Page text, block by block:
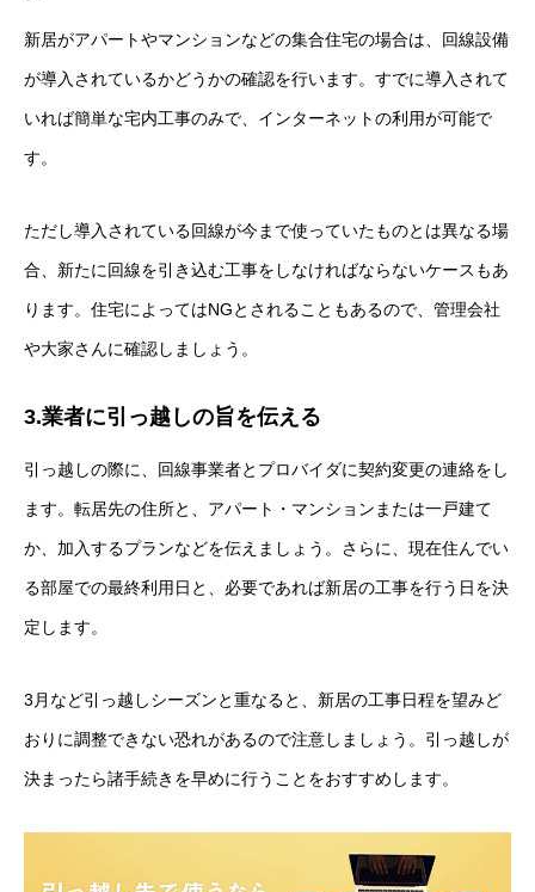
新居がアパートやマンションなどの集合住宅の場合は、回線設備
が導入されているかどうかの確認を行います。すでに導入されて
いれば簡単な宅内工事のみで、インターネットの利用が可能で
す。
ただし導入されている回線が今まで使っていたものとは異なる場
合、新たに回線を引き込む工事をしなければならないケースもあ
ります。住宅によってはNGとされることもあるので、管理会社
や大家さんに確認しましょう。
3.業者に引っ越しの旨を伝える
引っ越しの際に、回線事業者とプロバイダに契約変更の連絡をし
ます。転居先の住所と、アパート・マンションまたは一戸建て
か、加入するプランなどを伝えましょう。さらに、現在住んでい
る部屋での最終利用日と、必要であれば新居の工事を行う日を決
定します。
3月など引っ越しシーズンと重なると、新居の工事日程を望みど
おりに調整できない恐れがあるので注意しましょう。引っ越しが
決まったら諸手続きを早めに行うことをおすすめします。